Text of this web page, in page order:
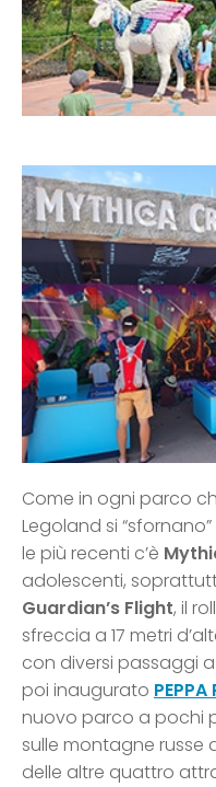
Come in ogni parco
Legoland si
le più recenti c’è
adolescenti,
Guardian’s Flight, il
sfreccia a 17 metri
con diversi passaggi
poi inaugurato
nuovo parco a pochi
sulle montagne russe
delle altre quattro